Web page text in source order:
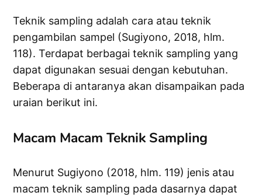
Teknik sampling adalah cara atau teknik
pengambilan sampel (Sugiyono, 2018, hlm.
118). Terdapat berbagai teknik sampling yang
dapat digunakan sesuai dengan kebutuhan.
Beberapa di antaranya akan disampaikan pada
uraian berikut ini.
Macam Macam Teknik Sampling
Menurut Sugiyono (2018, hlm. 119) jenis atau
macam teknik sampling pada dasarnya dapat